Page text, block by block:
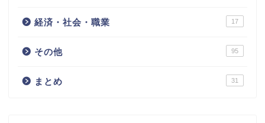
経済・社会・職業 17
その他 95
まとめ 31